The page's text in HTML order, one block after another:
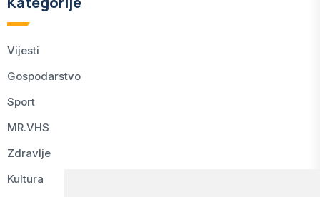
Vijesti
Gospodarstvo
Sport
MR.VHS
Zdravlje
Kultura